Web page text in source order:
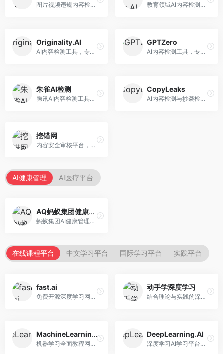
图片视频违规内容检测平台，专注于视觉内容安全。面向内容平台，提供图片审核、视频审核、直播监控等服务，视觉检测专业。 教育领域AI内容检测平台，专注于学术诚信。面向教育机构，提供AI内容检测、抄袭检测、报告生成等服务，教育适配性强。
Originality.AI
AI内容检测工具，专注于内容原创性验证。面向内容创作者和出版商，提供AI检测、抄袭检测、批量分析等服务，检测精度高。
GPTZero
AI内容检测工具，专注于AI生成文本识别。面向教育工作者和出版商，提供文本检测、批量分析、API接口等服务，检测准确率高。
朱雀AI检测
腾讯AI内容检测工具，专注于中文内容识别。面向中文用户，提供AI内容检测、文本分析、报告生成等服务，中文检测专业。
CopyLeaks
AI内容检测与抄袭检测平台，专注于内容原创性验证。面向教育机构和出版商，提供AI检测、抄袭检测、多语言支持等服务，检测全面。
挖错网
内容安全审核平台，专注于违规内容检测。面向企业和平台，提供内容审核、敏感词检测、风险预警等服务，安全审核专业。
AI健康管理 AI医疗平台
AQ蚂蚁集团健康管家
蚂蚁集团AI健康管理服务，专注于个人健康监测。面向个人用户，提供健康评估、慢病管理、健康建议等服务，健康管理便捷。
在线课程平台 中文学习平台 国际学习平台 实践平台
fast.ai
免费开源深度学习网站，专注于实用AI教学。面向开发者，提供免费深度学习课程、实战项目、代码库等资源，学习门槛低。
动手学深度学习
结合理论与实践的深度学习教材，专注于代码驱动学习。面向学生和开发者，提供深度学习理论、代码实现、练习题等资源，学习体验好。
MachineLearningMastery
机器学习全面教程网站，专注于实用技能教学。面向开发者，提供机器学习算法、Python实现、项目实战等教程，实用性强。
DeepLearning.AI
深度学习AI学习平台，由吴恩达创立。面向AI学习者，提供深度学习专项课程、AI新闻、技术社区等资源，课程质量权威。